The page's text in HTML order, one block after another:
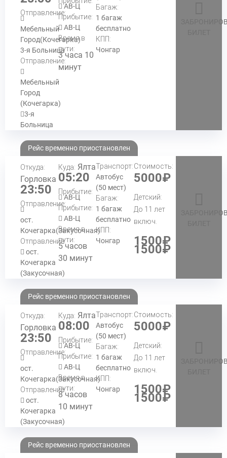
Отправление:
Мебельный
Город(Кочегарка)
3-я Больница
Отправление:
Мебельный
Город
(Кочегарка)
3-я
Больница
АВ-Ц
Прибытие:
АВ-Ц
Время в
пути:
3 часа 10
минут
Багаж:
1 багаж
бесплатно
КПП:
Чонгар
Рейс временно приостановлен
Откуда:
Горловка
23:50
Отправление:
ост.
Кочегарка(Закусочная)
Отправление:
ост.
Кочегарка
(Закусочная)
Куда: Ялта
05:20
Прибытие:
АВ-Ц
Прибытие:
АВ-Ц
Время в
пути:
5 часов
30 минут
Транспорт:
Автобус
(50 мест)
Багаж:
1 багаж
бесплатно
КПП:
Чонгар
Стоимость:
5000₽
Детский:
До 11 лет
включ.
1500₽
1500₽
Рейс временно приостановлен
Откуда:
Горловка
23:50
Отправление:
ост.
Кочегарка(Закусочная)
Отправление:
ост.
Кочегарка
(Закусочная)
Куда: Ялта
08:00
Прибытие:
АВ-Ц
Прибытие:
АВ-Ц
Время в
пути:
8 часов
10 минут
Транспорт:
Автобус
(50 мест)
Багаж:
1 багаж
бесплатно
КПП:
Чонгар
Стоимость:
5000₽
Детский:
До 11 лет
включ.
1500₽
1500₽
Рейс временно приостановлен